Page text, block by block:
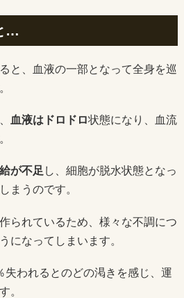
…
と、血液の一部となって全身を巡
血液はドロドロ状態になり、血流
が不足 し、細胞が脱水状態となっ
まうのです。
られているため、様々な不調につ
になってしまいます。
失われるとのどの渇きを感じ、運
。